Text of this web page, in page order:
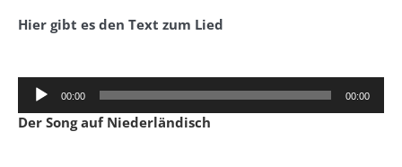
Hier gibt es den Text zum Lied
Audio-
Player
00:00 00:00
Der Song auf Niederländisch